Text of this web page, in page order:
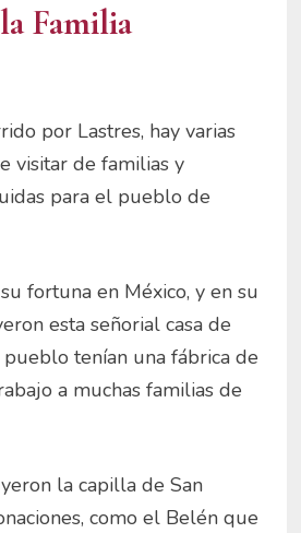
Familia
por Lastres, hay varias
visitar de familias y
para el pueblo de
fortuna en México, y en su
esta señorial casa de
tenían una fábrica de
a muchas familias de
la capilla de San
como el Belén que